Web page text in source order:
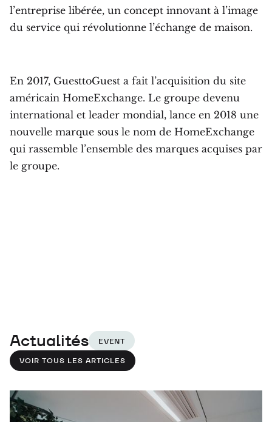
l’entreprise libérée, un concept innovant à l’image
du service qui révolutionne l’échange de maison.
En 2017, GuesttoGuest a fait l’acquisition du site
américain HomeExchange. Le groupe devenu
international et leader mondial, lance en 2018 une
nouvelle marque sous le nom de HomeExchange
qui rassemble l’ensemble des marques acquises par
le groupe.
Actualités EVENT
VOIR TOUS LES ARTICLES